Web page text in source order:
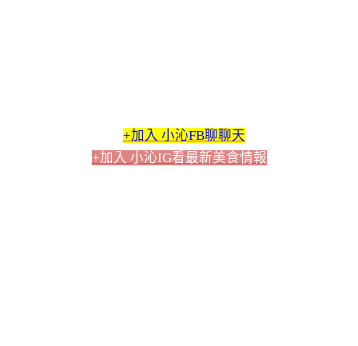
+加入 小沁FB聊聊天
+加入 小沁IG看最新美食情報